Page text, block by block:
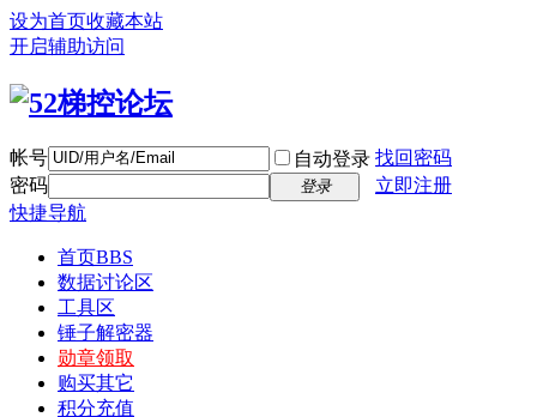
设为首页收藏本站
开启辅助访问
帐号 自动登录 找回密码
密码
登录
立即注册
快捷导航
首页BBS
数据讨论区
工具区
锤子解密器
勋章领取
购买其它
积分充值